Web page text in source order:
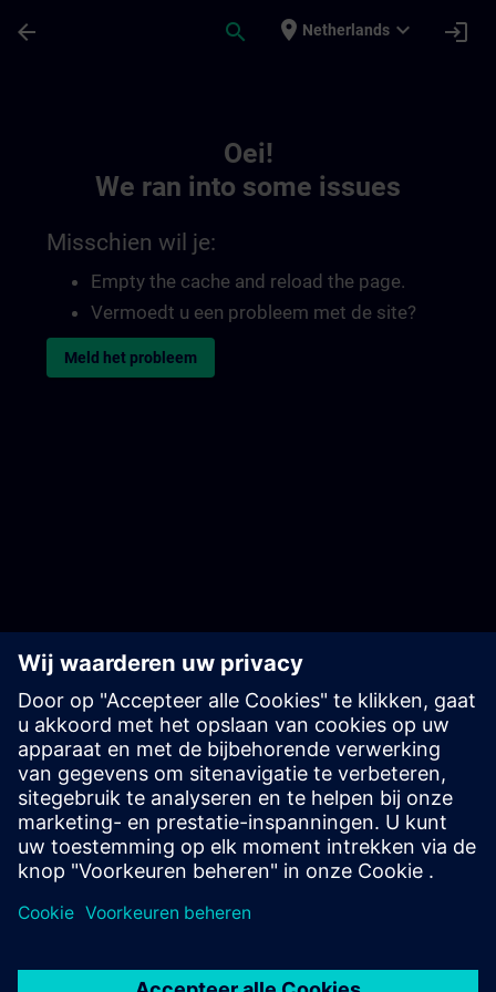
arrow_back search place Netherlands expand_more login
Oei!
We ran into some issues
Misschien wil je:
Empty the cache and reload the page.
Vermoedt u een probleem met de site?
Meld het probleem